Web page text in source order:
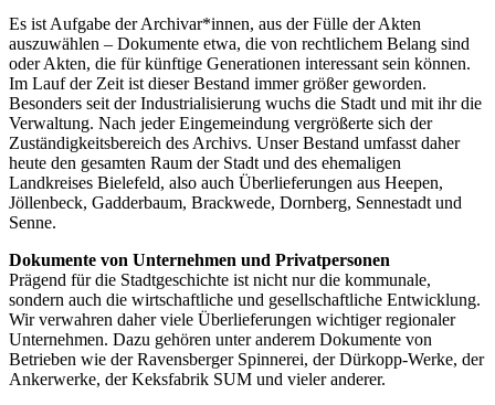
Es ist Aufgabe der Archivar*innen, aus der Fülle der Akten
auszuwählen – Dokumente etwa, die von rechtlichem Belang sind
oder Akten, die für künftige Generationen interessant sein können.
Im Lauf der Zeit ist dieser Bestand immer größer geworden.
Besonders seit der Industrialisierung wuchs die Stadt und mit ihr die
Verwaltung. Nach jeder Eingemeindung vergrößerte sich der
Zuständigkeitsbereich des Archivs. Unser Bestand umfasst daher
heute den gesamten Raum der Stadt und des ehemaligen
Landkreises Bielefeld, also auch Überlieferungen aus Heepen,
Jöllenbeck, Gadderbaum, Brackwede, Dornberg, Sennestadt und
Senne.
Dokumente von Unternehmen und Privatpersonen
Prägend für die Stadtgeschichte ist nicht nur die kommunale,
sondern auch die wirtschaftliche und gesellschaftliche Entwicklung.
Wir verwahren daher viele Überlieferungen wichtiger regionaler
Unternehmen. Dazu gehören unter anderem Dokumente von
Betrieben wie der Ravensberger Spinnerei, der Dürkopp-Werke, der
Ankerwerke, der Keksfabrik SUM und vieler anderer.